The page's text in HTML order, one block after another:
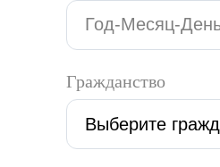
Гражданство